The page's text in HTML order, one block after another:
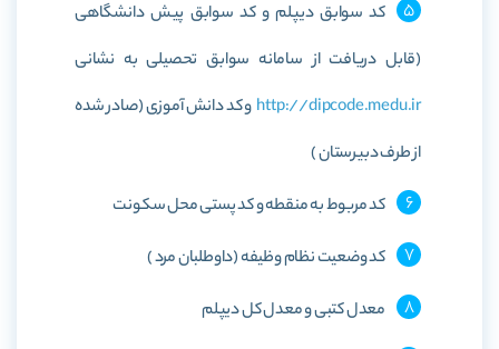
کد سوابق دیپلم و کد سوابق پیش دانشگاهی
(قابل دریافت از سامانه سوابق تحصیلی به نشانی
http://dipcode.medu.ir و کد دانش آموزی (صادر شده
از طرف دبیرستان )
کد مربوط به منقطه و کد پستی محل سکونت
کد وضعیت نظام وظیفه (داوطلبان مرد )
معدل کتبی و معدل کل دیپلم